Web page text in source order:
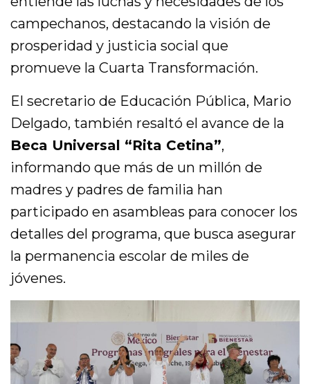
campechanos, destacando la visión de
prosperidad y justicia social que
promueve la Cuarta Transformación.
El secretario de Educación Pública, Mario
Delgado, también resaltó el avance de la
Beca Universal “Rita Cetina”,
informando que más de un millón de
madres y padres de familia han
participado en asambleas para conocer los
detalles del programa, que busca asegurar
la permanencia escolar de miles de
jóvenes.